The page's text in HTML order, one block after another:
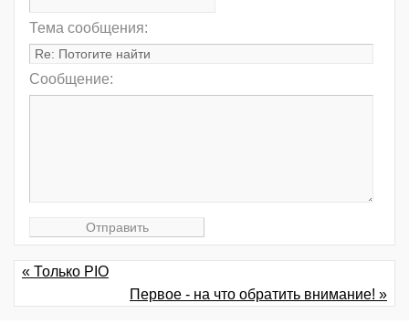
Тема сообщения:
Сообщение:
« Только PIO
Первое - на что обратить внимание! »